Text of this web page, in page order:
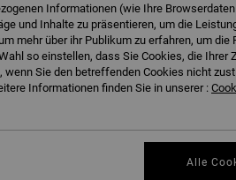
Informationen (wie Ihre
und Inhalte zu präsentieren, um die
mehr über ihr Publikum zu erfahren, um die
so einstellen, dass Sie Cookies, die Ihrer
Sie den betreffenden Cookies nicht
Informationen finden Sie in unserer :
Alle